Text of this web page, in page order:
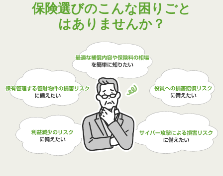
保険選びのこんな困りごと
はありませんか？